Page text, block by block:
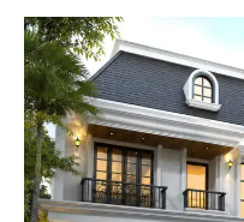
Arsitek
Rumah
Mewah
Klasik
2
Lantai